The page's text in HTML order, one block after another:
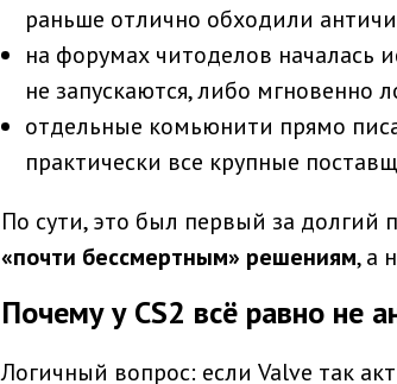
раньше отлично обходили
на форумах читоделов началась
не запускаются, либо мгновенно
отдельные комьюнити прямо
практически все крупные
По сути, это был первый за долгий
«почти бессмертным» решениям, а
Почему у CS2 всё равно не
Логичный вопрос: если Valve так